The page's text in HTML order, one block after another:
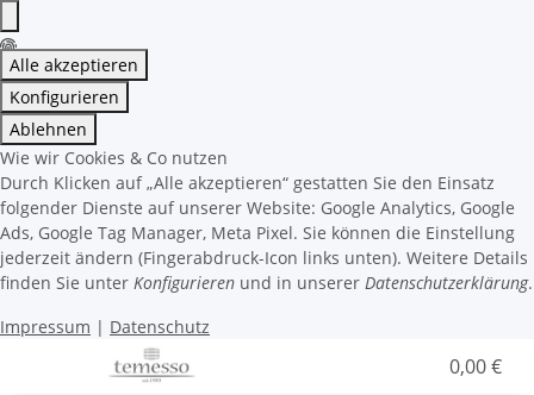
Alle akzeptieren
Konfigurieren
Ablehnen
Wie wir Cookies & Co nutzen
Durch Klicken auf „Alle akzeptieren“ gestatten Sie den Einsatz
folgender Dienste auf unserer Website: Google Analytics, Google
Ads, Google Tag Manager, Meta Pixel. Sie können die Einstellung
jederzeit ändern (Fingerabdruck-Icon links unten). Weitere Details
finden Sie unter Konfigurieren und in unserer Datenschutzerklärung.
Impressum | Datenschutz
0,00 €